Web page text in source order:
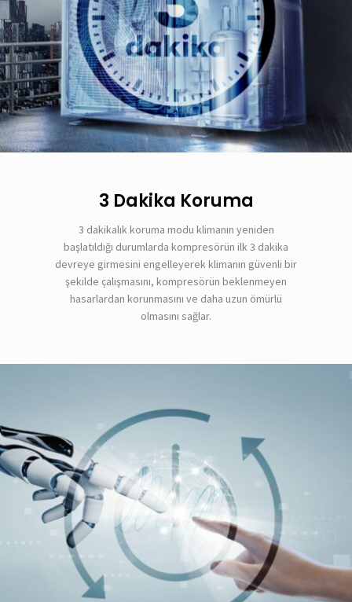
3 Dakika Koruma
3 dakikalık koruma modu klimanın yeniden
başlatıldığı durumlarda kompresörün ilk 3 dakika
devreye girmesini engelleyerek klimanın güvenli bir
şekilde çalışmasını, kompresörün beklenmeyen
hasarlardan korunmasını ve daha uzun ömürlü
olmasını sağlar.